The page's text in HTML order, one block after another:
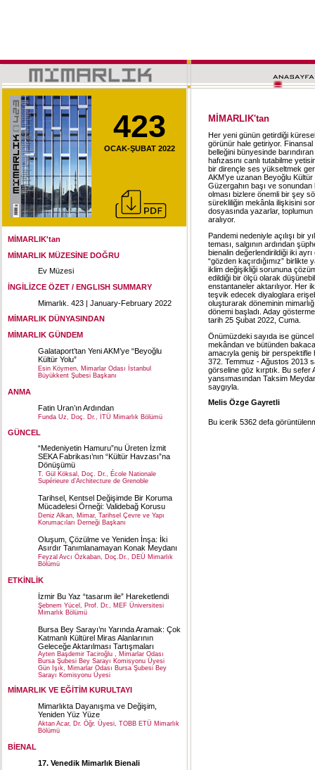
423
OCAK-ŞUBAT 2022
MİMARLIK'tan
MİMARLIK MÜZESİNE DOĞRU
Ev Müzesi
İNGİLİZCE ÖZET / ENGLISH SUMMARY
Mimarlık. 423 | January-February 2022
MİMARLIK DÜNYASINDAN
MİMARLIK GÜNDEM
Galataport’tan Yeni AKM’ye “Beyoğlu
Kültür Yolu”
Esin Köymen, Mimarlar Odası İstanbul
Büyükkent Şubesi Başkanı
ANMA
Fatin Uran’ın Ardından
Funda Uz, Doç. Dr., İTÜ Mimarlık Bölümü
GÜNCEL
“Medeniyetin Hamuru”nu Üreten İzmit
SEKA Fabrikası’nın “Kültür Havzası”na
Dönüşümü
T. Gül Köksal, Doç. Dr., École Nationale
Supérieure d’Architecture de Grenoble
Tarihsel, Kentsel Değişimde Bir Koruma
Mücadelesi Örneği: Validebağ Korusu
Deniz Alkan, Mimar, Tarihsel Çevre ve Yapı
Korumacıları Derneği Başkanı
Oluşum, Çözülme ve Yeniden İnşa: İki
Asırdır Tanımlanamayan Konak Meydanı
Feyzal Avcı Özkaban, Doç.Dr., DEÜ Mimarlık
Bölümü
ETKİNLİK
İzmir Bu Yaz “tasarım ile” Hareketlendi
Şebnem Yücel, Prof. Dr., MEF Üniversitesi
Mimarlık Bölümü
Bursa Bey Sarayı’nı Yarında Aramak: Çok
Katmanlı Kültürel Miras Alanlarının
Geleceğe Aktarılması Tartışmaları
Ayten Başdemir Taciroğlu , Mimarlar Odası
Bursa Şubesi Bey Sarayı Komisyonu Üyesi
Gün Işık, Mimarlar Odası Bursa Şubesi Bey
Sarayı Komisyonu Üyesi
MİMARLIK VE EĞİTİM KURULTAYI
Mimarlıkta Dayanışma ve Değişim,
Yeniden Yüz Yüze
Aktan Acar, Dr. Öğr. Üyesi, TOBB ETÜ Mimarlık
Bölümü
BİENAL
17. Venedik Mimarlık Bienali
MİMARLIK'tan
Her yeni günün getirdiği
görünür hale getiriyor. Finansal
belleğini bünyesinde
hafızasını canlı tutabilme
bir dirençle ses yükseltmek
AKM’ye uzanan Beyoğlu Kültür
Güzergahın başı ve
olması bizlere önemli bir şey
sürekliliğin mekânla ilişkisini
dosyasında yazarlar,
aralıyor.
Pandemi nedeniyle açılışı bir
teması, salgının ardından
bienalin değerlendirildiği iki
“gözden kaçırdığımız”
iklim değişikliği sorununa
edildiği bir ölçü olarak
enstantaneler aktarılıyor. Her
teşvik edecek diyaloglara
oluşturarak döneminin
dönemi başladı. Aday
tarih 25 Şubat 2022, Cuma.
Önümüzdeki sayıda ise güncel
mekândan ve bütünden
amacıyla geniş bir perspektifle
372. Temmuz - Ağustos 2013
görseline göz kırptık. Bu sefer
yansımasından Taksim
saygıyla.
Melis Özge Gayretli
Bu icerik 5362 defa